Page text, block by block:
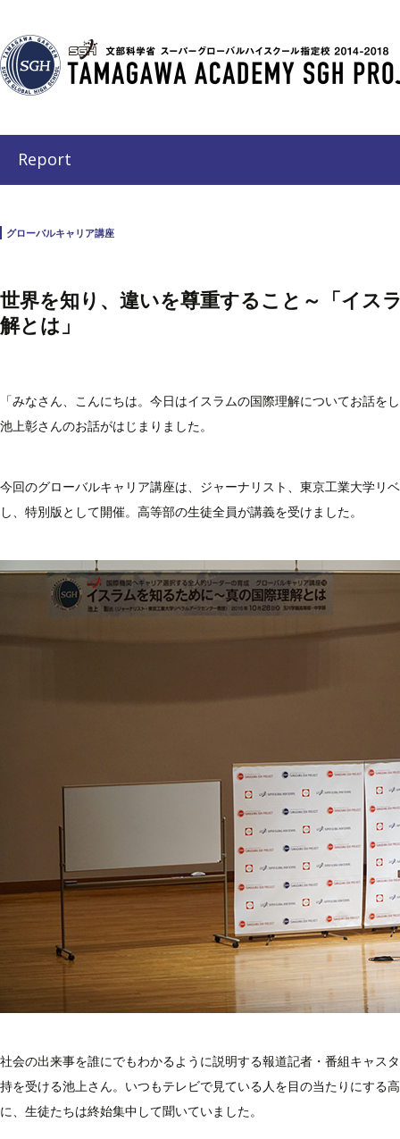
Report
グローバルキャリア講座
世界を知り、違いを尊重すること～「イス
解とは」
「みなさん、こんにちは。今日はイスラムの国際理解についてお話
池上彰さんのお話がはじまりました。
今回のグローバルキャリア講座は、ジャーナリスト、東京工業大学リ
し、特別版として開催。高等部の生徒全員が講義を受けました。
社会の出来事を誰にでもわかるように説明する報道記者・番組キャス
持を受ける池上さん。いつもテレビで見ている人を目の当たりにする
に、生徒たちは終始集中して聞いていました。